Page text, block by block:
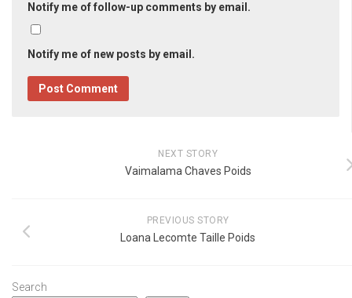
Notify me of follow-up comments by email.
Notify me of new posts by email.
NEXT STORY
Vaimalama Chaves Poids
PREVIOUS STORY
Loana Lecomte Taille Poids
Search